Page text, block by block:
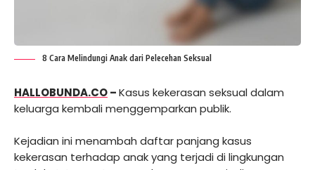
8 Cara Melindungi Anak dari Pelecehan Seksual
HALLOBUNDA.CO–Kasus kekerasan seksual dalam
keluarga kembali menggemparkan publik.
Kejadian ini menambah daftar panjang kasus
kekerasan terhadap anak yang terjadi di lingkungan